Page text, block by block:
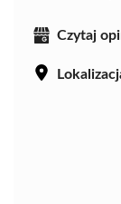
Czytaj